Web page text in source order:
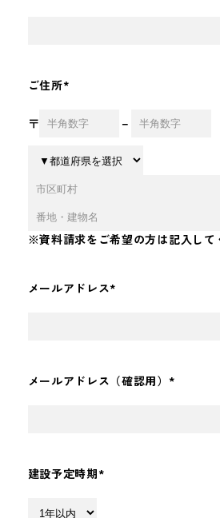
ご住所*
〒 －
※資料請求をご希望の方は記入して
メールアドレス*
メールアドレス（確認用） *
建設予定時期*